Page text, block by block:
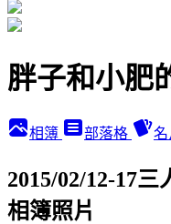
胖子和小肥
相簿 部落格 名
2015/02/12-17
相簿照片